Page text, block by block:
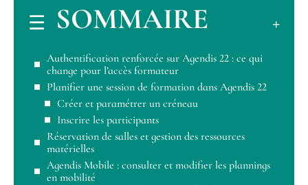
SOMMAIRE
Authentification renforcée sur Agendis 22 : ce qui
change pour l’accès formateur
Planifier une session de formation dans Agendis 22
Créer et paramétrer un créneau
Inscrire les participants
Réservation de salles et gestion des ressources
matérielles
Agendis Mobile : consulter et modifier les plannings
en mobilité